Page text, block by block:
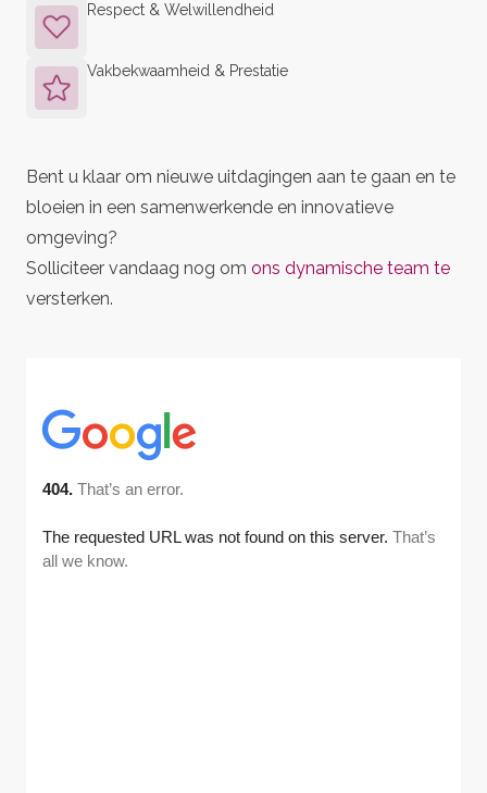
Respect & Welwillendheid
Vakbekwaamheid & Prestatie
Bent u klaar om nieuwe uitdagingen aan te gaan en te
bloeien in een samenwerkende en innovatieve
omgeving?
Solliciteer vandaag nog om ons dynamische team te
versterken.